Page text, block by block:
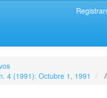
4 (1991): Octubre 1, 1991